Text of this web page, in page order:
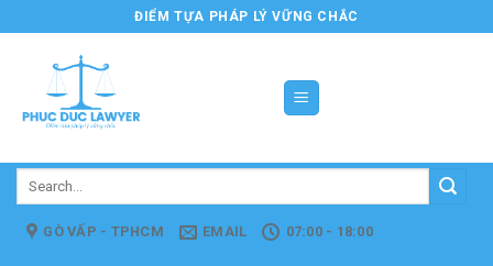
to
content
ĐIỂM TỰA PHÁP LÝ VỮNG CHẮC
GÒ VẤP - TPHCM EMAIL 07:00 - 18:00